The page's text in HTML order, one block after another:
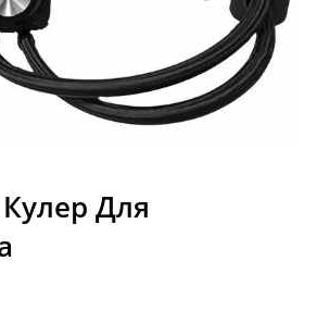
| EVERCOOL
Для